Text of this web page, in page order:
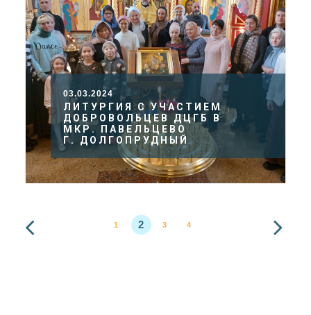
03.03.2024
ЛИТУРГИЯ С УЧАСТИЕМ
ДОБРОВОЛЬЦЕВ ДЦГБ В
МКР. ПАВЕЛЬЦЕВО
Г. ДОЛГОПРУДНЫЙ
1 2 3 4